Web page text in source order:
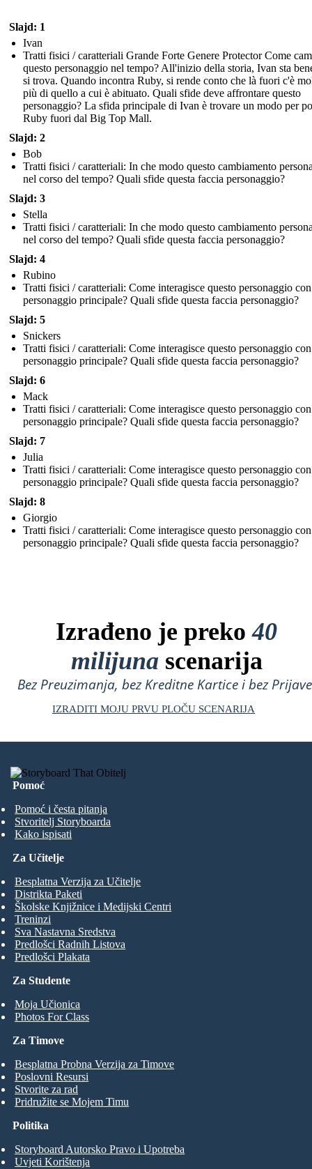
Slajd: 1
Ivan
Tratti fisici / caratteriali Grande Forte Genere Protector Come
questo personaggio nel tempo? All'inizio della storia, Ivan sta
si trova. Quando incontra Ruby, si rende conto che là fuori c'è
più di quello a cui è abituato. Quali sfide deve affrontare questo
personaggio? La sfida principale di Ivan è trovare un modo per
Ruby fuori dal Big Top Mall.
Slajd: 2
Bob
Tratti fisici / caratteriali: In che modo questo cambiamento
nel corso del tempo? Quali sfide questa faccia personaggio?
Slajd: 3
Stella
Tratti fisici / caratteriali: In che modo questo cambiamento
nel corso del tempo? Quali sfide questa faccia personaggio?
Slajd: 4
Rubino
Tratti fisici / caratteriali: Come interagisce questo personaggio
personaggio principale? Quali sfide questa faccia personaggio?
Slajd: 5
Snickers
Tratti fisici / caratteriali: Come interagisce questo personaggio
personaggio principale? Quali sfide questa faccia personaggio?
Slajd: 6
Mack
Tratti fisici / caratteriali: Come interagisce questo personaggio
personaggio principale? Quali sfide questa faccia personaggio?
Slajd: 7
Julia
Tratti fisici / caratteriali: Come interagisce questo personaggio
personaggio principale? Quali sfide questa faccia personaggio?
Slajd: 8
Giorgio
Tratti fisici / caratteriali: Come interagisce questo personaggio
personaggio principale? Quali sfide questa faccia personaggio?
Izrađeno je preko40
milijuna scenarija
Bez Preuzimanja, bez Kreditne Kartice i bez
IZRADITI MOJU PRVU PLOČU SCENARIJA
Pomoć
Pomoć i česta pitanja
Stvoritelj Storyboarda
Kako ispisati
Za Studente
Moja Učionica
Photos For Class
Za Učitelje
Besplatna Verzija za Učitelje
Distrikta Paketi
Školske Knjižnice i Medijski Centri
Treninzi
Sva Nastavna Sredstva
Predlošci Radnih Listova
Predlošci Plakata
Za Timove
Besplatna Probna Verzija za Timove
Poslovni Resursi
Stvorite za rad
Pridružite se Mojem Timu
Politika
Storyboard Autorsko Pravo i Upotreba
Uvjeti Korištenja